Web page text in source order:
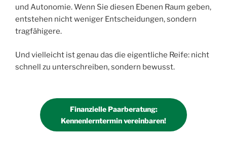
und Autonomie. Wenn Sie diesen Ebenen Raum geben,
entstehen nicht weniger Entscheidungen, sondern
tragfähigere.
Und vielleicht ist genau das die eigentliche Reife: nicht
schnell zu unterschreiben, sondern bewusst.
Finanzielle Paarberatung:
Kennenlerntermin vereinbaren!